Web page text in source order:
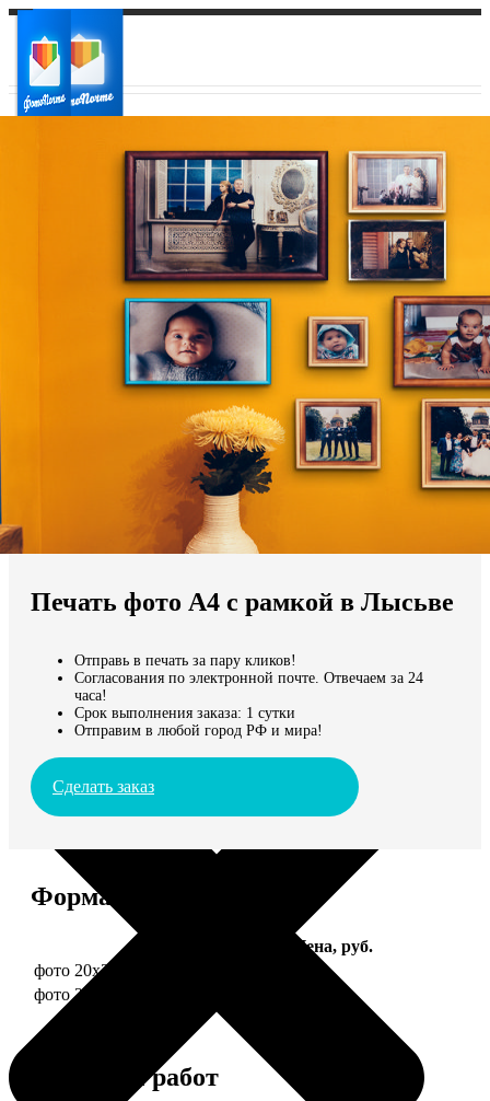
Ваш регион доставки
Выберите из списка:
Мы доставляем по всему миру
Продолжить без города
Печать фото А4 с рамкой в Лысьве
Отправь в печать за пару кликов!
Согласования по электронной почте. Отвечаем за 24
часа!
Срок выполнения заказа: 1 сутки
Отправим в любой город РФ и мира!
Сделать заказ
Форматы и цены
Цена, руб.
фото 20х30 в деревянной рамке
фото 20х30 в алюминиевой рамке
Примеры работ